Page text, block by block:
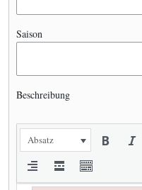
Saison
Beschreibung
Absatz